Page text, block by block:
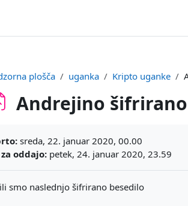
plošča uganka Kripto uganke
Andrejino šifrirano
sreda, 22. januar 2020, 00.00
za oddajo:petek, 24. januar 2020, 23.59
smo naslednjo šifrirano besedilo